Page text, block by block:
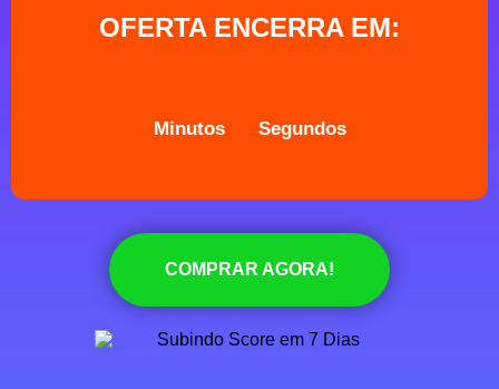
OFERTA ENCERRA EM:
Minutos Segundos
COMPRAR AGORA!